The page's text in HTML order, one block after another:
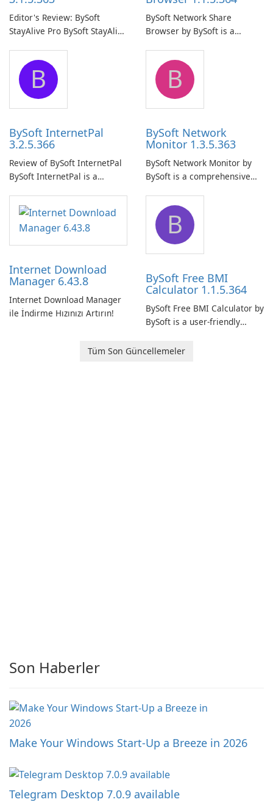
Editor's Review: BySoft
StayAlive Pro BySoft StayAlive
application designed to
ensure the continuous and
uninterrupted operation of
your computer system.
BySoft Network Share
Browser by BySoft is a
application that allows users
to easily browse and manage
shared folders on their
network.
B
BySoft InternetPal
3.2.5.366
Review of BySoft InternetPal
BySoft InternetPal is a
application designed to
monitor your internet
connection and provide real-
time insights into its
B
BySoft Network
Monitor 1.3.5.363
BySoft Network Monitor by
BySoft is a comprehensive
designed to help businesses
effectively manage their
network infrastructure.
Internet Download
Manager 6.43.8
Internet Download Manager
ile İndirme Hızınızı Artırın!
B
BySoft Free BMI
Calculator 1.1.5.364
BySoft Free BMI Calculator by
BySoft is a user-friendly
designed to help you
Tüm Son Güncellemeler
Son Haberler
Make Your Windows Start-Up a Breeze in 2026
Telegram Desktop 7.0.9 available